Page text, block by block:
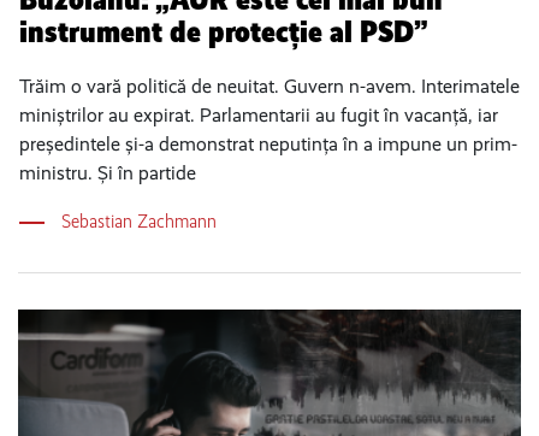
instrument de protecție al PSD”
Trăim o vară politică de neuitat. Guvern n-avem. Interimatele
miniștrilor au expirat. Parlamentarii au fugit în vacanță, iar
președintele și-a demonstrat neputința în a impune un prim-
ministru. Și în partide
Sebastian Zachmann